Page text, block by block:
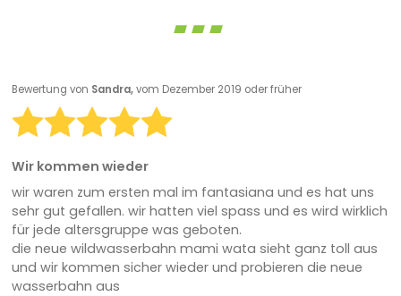
Bewertung von Sandra,vom Dezember 2019 oder früher
Wir kommen wieder
wir waren zum ersten mal im fantasiana und es hat uns
sehr gut gefallen. wir hatten viel spass und es wird wirklich
für jede altersgruppe was geboten.
die neue wildwasserbahn mami wata sieht ganz toll aus
und wir kommen sicher wieder und probieren die neue
wasserbahn aus